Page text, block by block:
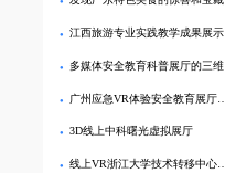
江西旅游专业实践教学成果展示：VR旅游应用带你游遍江西！
多媒体安全教育科普展厅的三维建模技术教学掌握校园安全知识
广州应急VR体验安全教育展厅推出3D线上虚拟展厅
3D线上中科曙光虚拟展厅
线上VR浙江大学技术转移中心展厅：创新科技的便捷探索